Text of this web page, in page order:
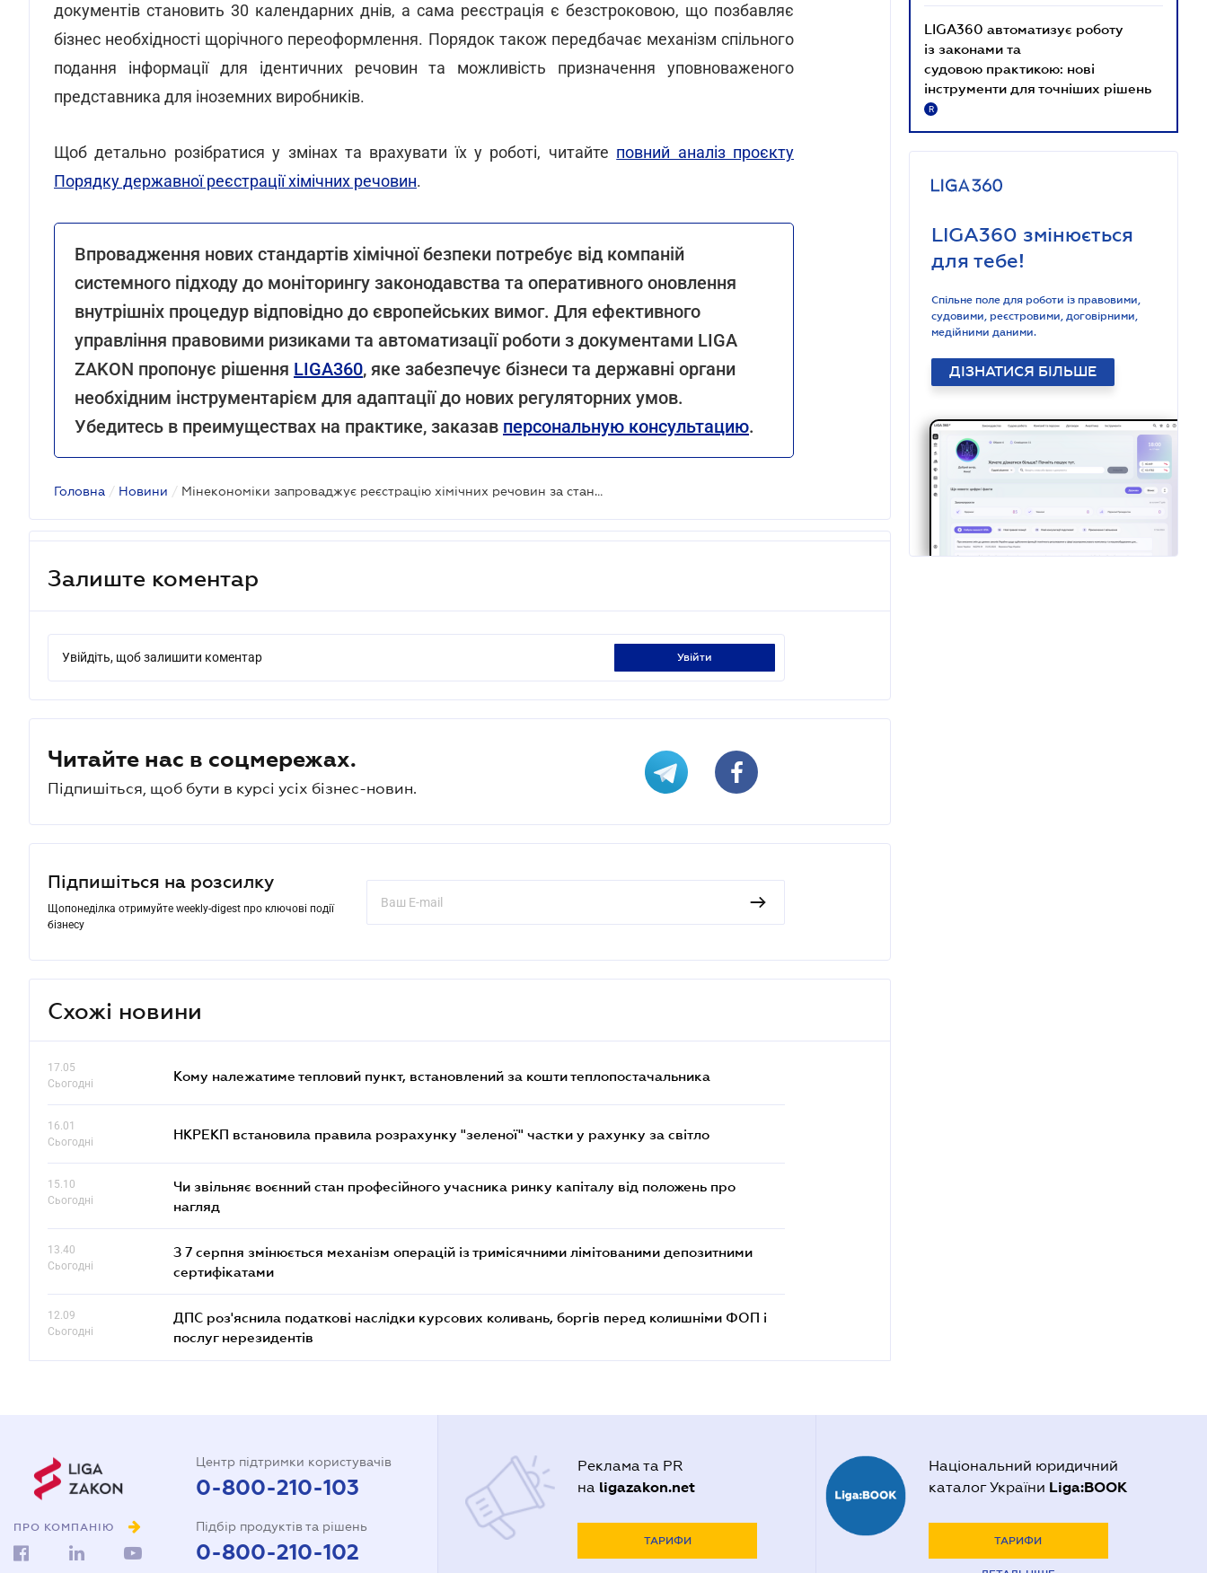
документів становить 30 календарних днів, а сама реєстрація є безстроковою, що позбавляє
бізнес необхідності щорічного переоформлення. Порядок також передбачає механізм спільного
подання інформації для ідентичних речовин та можливість призначення уповноваженого
представника для іноземних виробників.
Щоб детально розібратися у змінах та врахувати їх у роботі, читайте повний аналіз проєкту
Порядку державної реєстрації хімічних речовин.
Впровадження нових стандартів хімічної безпеки потребує від компаній
системного підходу до моніторингу законодавства та оперативного оновлення
внутрішніх процедур відповідно до європейських вимог. Для ефективного
управління правовими ризиками та автоматизації роботи з документами LIGA
ZAKON пропонує рішення LIGA360, яке забезпечує бізнеси та державні органи
необхідним інструментарієм для адаптації до нових регуляторних умов.
Убедитесь в преимуществах на практике, заказав персональную консультацию.
Головна / Новини / Мінекономіки запроваджує реєстрацію хімічних речовин за стандартами ЄС: що зміниться для бізнесу
Залиште коментар
Увійдіть, щоб залишити коментар увійти
Читайте нас в соцмережах.
Підпишіться, щоб бути в курсі усіх бізнес-новин.
Підпишіться на розсилку
Щопонеділка отримуйте weekly-digest про ключові події
бізнесу
Схожі новини
17.05
Сьогодні
Кому належатиме тепловий пункт, встановлений за кошти теплопостачальника
16.01
Сьогодні
НКРЕКП встановила правила розрахунку "зеленої" частки у рахунку за світло
15.10
Сьогодні
Чи звільняє воєнний стан професійного учасника ринку капіталу від положень про
нагляд
13.40
Сьогодні
З 7 серпня змінюється механізм операцій із тримісячними лімітованими депозитними
сертифікатами
12.09
Сьогодні
ДПС роз'яснила податкові наслідки курсових коливань, боргів перед колишніми ФОП і
послуг нерезидентів
LIGA360 автоматизує роботу
із законами та
судовою практикою: нові
інструменти для точніших рішень
R
LIGA360 змінюється
для тебе!
Спільне поле для роботи із правовими,
судовими, реєстровими, договірними,
медійними даними.
ДІЗНАТИСЯ БІЛЬШЕ
ПРО КОМПАНІЮ
Центр підтримки користувачів
0-800-210-103
Підбір продуктів та рішень
0-800-210-102
Реклама та PR
на ligazakon.net
ТАРИФИ
Національний юридичний
каталог України Liga:BOOK
ТАРИФИ